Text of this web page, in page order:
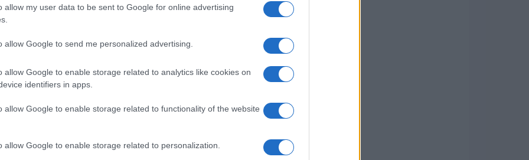
allow my user data to be sent to Google for online advertising
allow Google to send me personalized advertising.
allow Google to enable storage related to analytics like cookies on
identifiers in apps.
allow Google to enable storage related to functionality of the website
allow Google to enable storage related to personalization.
aspettative tecniche, condizioni contrattuali
Il concetto dicompatibilità di progettoè